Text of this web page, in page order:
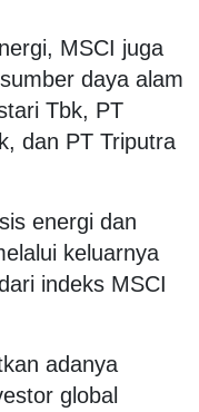
MSCI juga
daya alam
Tbk, PT
dan PT Triputra
energi dan
keluarnya
indeks MSCI
adanya
global